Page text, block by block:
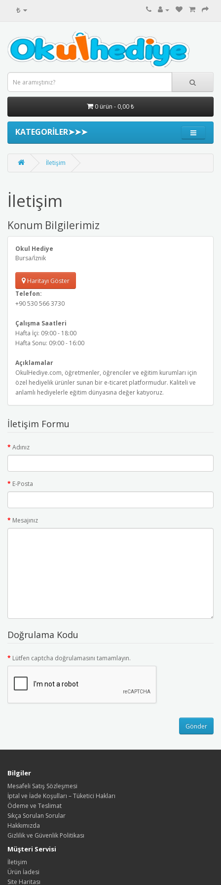
₺
0 ürün - 0,00 ₺
KATEGORİLER➤➤➤
İletişim
İletişim
Konum Bilgilerimiz
Okul Hediye
Bursa/İznik
Haritayı Göster
Telefon:
+90 530 566 3730
Çalışma Saatleri
Hafta İçi: 09:00 - 18:00
Hafta Sonu: 09:00 - 16:00
Açıklamalar
OkulHediye.com, öğretmenler, öğrenciler ve eğitim kurumları için
özel hediyelik ürünler sunan bir e-ticaret platformudur. Kaliteli ve
anlamlı hediyelerle eğitim dünyasına değer katıyoruz.
İletişim Formu
Adınız
E-Posta
Mesajınız
Doğrulama Kodu
Lütfen captcha doğrulamasını tamamlayın.
Bilgiler
Mesafeli Satış Sözleşmesi
İptal ve İade Koşulları – Tüketici Hakları
Ödeme ve Teslimat
Sıkça Sorulan Sorular
Hakkımızda
Gizlilik ve Güvenlik Politikası
Müşteri Servisi
İletişim
Ürün İadesi
Site Haritası